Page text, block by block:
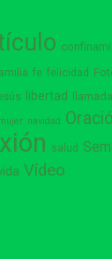
fe felicidad
libertad llamada
mujer navidad
salud
Vídeo